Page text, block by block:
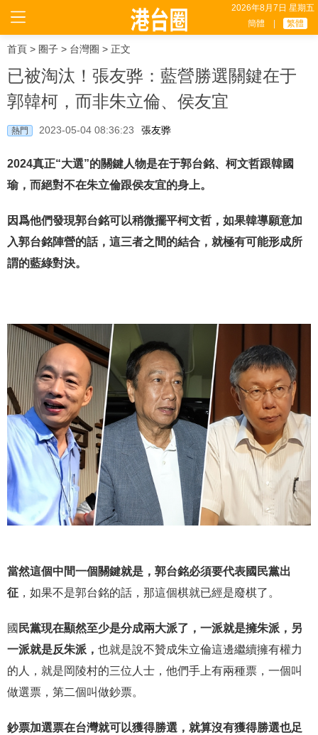
2026年8月7日 星期五
簡體
繁體
首頁 > 圈子 > 台灣圈 > 正文
已被淘汰！張友骅：藍營勝選關鍵在于
郭韓柯，而非朱立倫、侯友宜
熱門 2023-05-04 08:36:23 張友骅
2024真正“大選”的關鍵人物是在于郭台銘、柯文哲跟韓國
瑜，而絕對不在朱立倫跟侯友宜的身上。
因爲他們發現郭台銘可以稍微擺平柯文哲，如果韓導願意加
入郭台銘陣營的話，這三者之間的結合，就極有可能形成所
謂的藍綠對決。
當然這個中間一個關鍵就是，郭台銘必須要代表國民黨出
征 ，如果不是郭台銘的話，那這個棋就已經是廢棋了。
國 民黨現在顯然至少是分成兩大派了，一派就是擁朱派，另
一派就是反朱派， 也就是說不贊成朱立倫這邊繼續擁有權力
的人，就是岡陵村的三位人士，他們手上有兩種票，一個叫
做選票，第二個叫做鈔票。
鈔票加選票在台灣就可以獲得勝選，就算沒有獲得勝選也足